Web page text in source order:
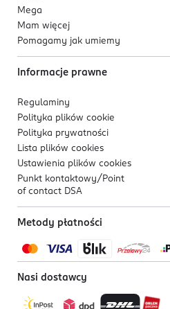
Mega
Mam więcej
Pomagamy jak umiemy
Informacje prawne
Regulaminy
Polityka plików cookie
Polityka prywatności
Lista plików cookies
Ustawienia plików cookies
Punkt kontaktowy/ Point
of contact DSA
Metody płatności
Nasi dostawcy